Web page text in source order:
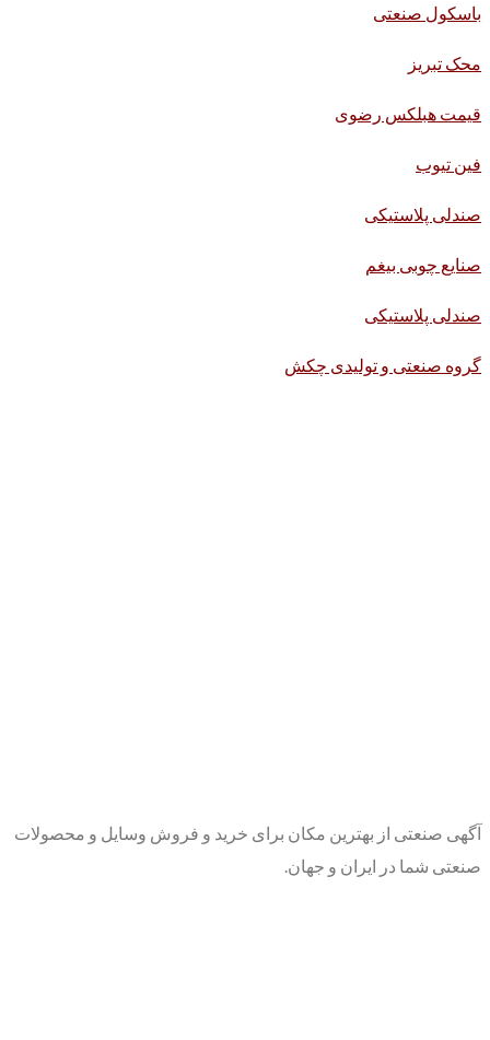
باسکول صنعتی
محک تبریز
قیمت هبلکس رضوی
فین تیوب
صندلی پلاستیکی
صنایع چوبی بیغم
صندلی پلاستیکی
گروه صنعتی و تولیدی چکش
آگهی صنعتی از بهترین مکان برای خرید و فروش وسایل و محصولات
صنعتی شما در ایران و جهان.